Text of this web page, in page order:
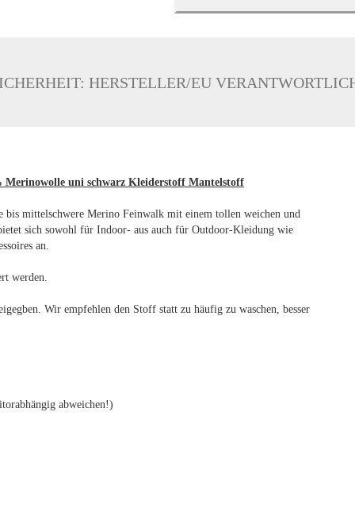
HERSTELLER/EU
uni schwarz Kleiderstoff Mantelstoff
mittelschwere Merino Feinwalk mit einem tollen weichen und
sich sowohl für Indoor- aus auch für Outdoor-Kleidung wie
an.
werden.
Wir empfehlen den Stoff statt zu häufig zu waschen, besser
abweichen!)